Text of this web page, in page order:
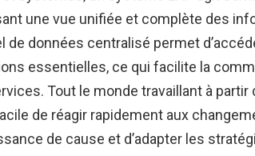
une vue unifiée et complète des
de données centralisé permet
essentielles, ce qui facilite la
Tout le monde travaillant à partir
de réagir rapidement aux
de cause et d’adapter les